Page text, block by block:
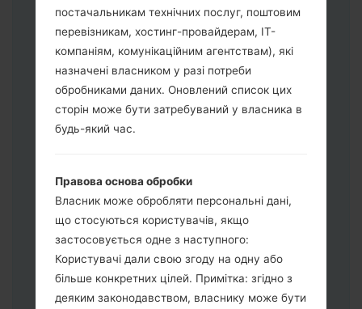
Завантажте на свій ПК:Odin 3.
Далі завантажте та розпакуйте файл
прошивки.
прошивки тут) файлів для прошивки:
AP: "System & Recovery"
CP: "Modem & Radio"
CSC_***: "Country & Region & Operator"
HOME_CSC_***: "Country & Region &
Operator"
Додайте усі файли у програму Odin 3.
постачальникам технічних послуг, поштовим
перевізникам, хостинг-провайдерам, ІТ-
компаніям, комунікаційним агентствам), які
назначені власником у разі потреби
обробниками даних. Оновлений список цих
сторін може бути затребуваний у власника в
будь-який час.
Правова основа обробки
Власник може обробляти персональні дані,
що стосуються користувачів, якщо
застосовується одне з наступного:
Користувачі дали свою згоду на одну або
більше конкретних цілей. Примітка: згідно з
деяким законодавством, власнику може бути